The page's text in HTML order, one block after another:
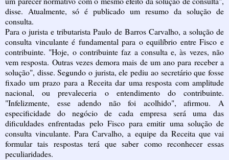
disse. Atualmente, só é publicado um resumo da solução de
consulta.
Para o jurista e tributarista Paulo de Barros Carvalho, a solução de
consulta vinculante é fundamental para o equilíbrio entre Fisco e
contribuinte. "Hoje, o contribuinte faz a consulta e, às vezes, não
vem resposta. Outras vezes demora mais de um ano para receber a
solução", disse. Segundo o jurista, ele pediu ao secretário que fosse
fixado um prazo para a Receita dar uma resposta com amplitude
nacional, ou prevaleceria o entendimento do contribuinte.
"Infelizmente, esse adendo não foi acolhido", afirmou. A
especificidade do negócio de cada empresa será uma das
dificuldades enfrentadas pelo Fisco para emitir uma solução de
consulta vinculante. Para Carvalho, a equipe da Receita que vai
formular tais respostas terá que saber como reconhecer essas
peculiaridades.